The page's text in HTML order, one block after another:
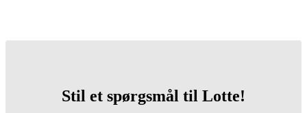
Stil et spørgsmål til Lotte!